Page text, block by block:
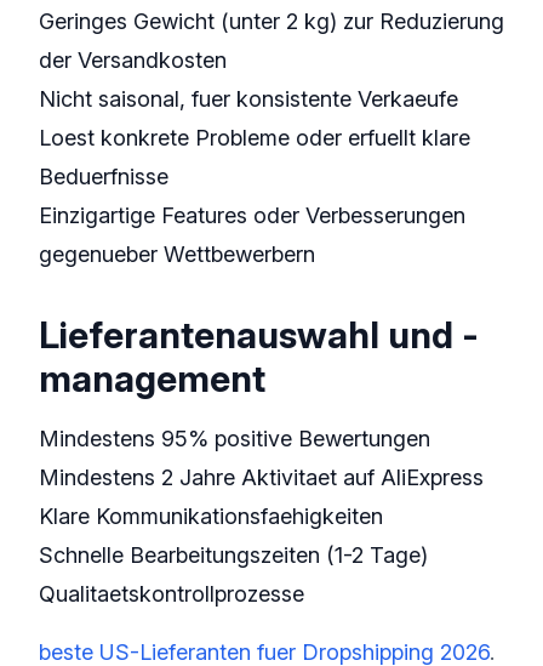
Geringes Gewicht (unter 2 kg) zur Reduzierung
der Versandkosten
Nicht saisonal, fuer konsistente Verkaeufe
Loest konkrete Probleme oder erfuellt klare
Beduerfnisse
Einzigartige Features oder Verbesserungen
gegenueber Wettbewerbern
Lieferantenauswahl und -
management
Mindestens 95% positive Bewertungen
Mindestens 2 Jahre Aktivitaet auf AliExpress
Klare Kommunikationsfaehigkeiten
Schnelle Bearbeitungszeiten (1-2 Tage)
Qualitaetskontrollprozesse
beste US-Lieferanten fuer Dropshipping 2026.